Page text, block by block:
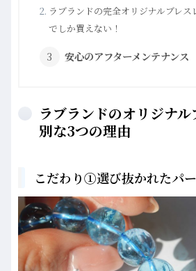
ラブランドの完全オリジナルブレス
でしか買えない！
安心のアフターメンテナンス
ラブランドのオリジナ
別な3つの理由
こだわり①選び抜かれたパ